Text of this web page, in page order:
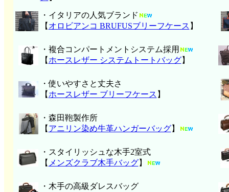
・イタリアの人気ブランド
【 オロビアンコ BRUFUSブリーフケース 】
・複合コンパートメントシステム採用
【 ホースレザー システムトートバッグ】
・使いやすさと丈夫さ
【 ホースレザー ブリーフケース 】
・森田鞄製作所
【 アニリン染め牛革ハンガーバッグ】
・スタイリッシュな木手2室式
【 メンズクラブ木手バッグ】
・木手の高級ダレスバッグ